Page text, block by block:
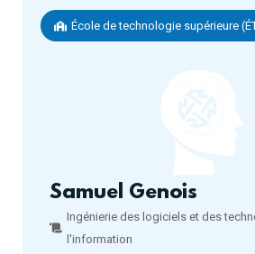
École de technologie supérieure
Samuel Genois
Ingénierie des logiciels et des
l'information